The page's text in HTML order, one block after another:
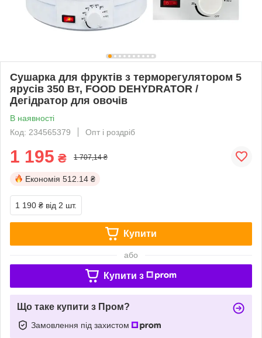
Сушарка для фруктів з терморегулятором 5
ярусів 350 Вт, FOOD DEHYDRATOR /
Дегідратор для овочів
В наявності
Код: 234565379
Опт і роздріб
1 195 ₴ 1 707,14 ₴
Економія 512.14 ₴
1 190 ₴ від 2 шт.
Купити
або
Купити з
Що таке купити з Пром?
Замовлення під захистом